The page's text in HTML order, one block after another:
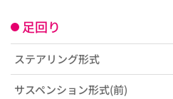
足回り
ステアリング形式
サスペンション形式(前)